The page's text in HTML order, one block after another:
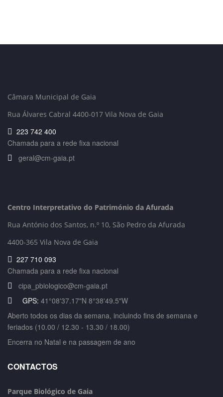
Câmara Municipal de Gaia
Rua Álvares Cabral 4400-017 Vila Nova de Gaia
223 742 400
Chamada para a rede fixa nacional
geral@cm-gaia.pt
Centro Interpretativo do Património da Afurada
Rua António dos Santos, n.º 10, São Pedro da Afurada
4400-365 Vila Nova de Gaia
227 710 093
Chamada para a rede fixa nacional
cipa_pbiologico@cm-gaia.pt
GPS: 41°08'37.17"N 8°38'49.5"W
Aberto todos os dias da semana, incluindo fins de semana e
feriados (10.00 / 12.30 - 13.30 / 18.00)
Encerra no Natal e na passagem de ano
CONTACTOS
Parque Biológico de Gaia